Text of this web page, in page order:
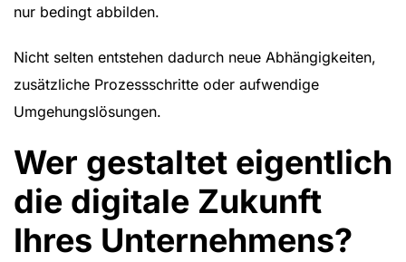
nur bedingt abbilden.
Nicht selten entstehen dadurch neue Abhängigkeiten,
zusätzliche Prozessschritte oder aufwendige
Umgehungslösungen.
Wer gestaltet eigentlich
die digitale Zukunft
Ihres Unternehmens?